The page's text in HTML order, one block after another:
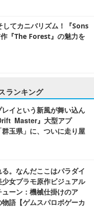
てカニバリズム！『Sons
『The Forest』の魅力を
ランキング
イという新風が舞い込ん
Master』大型アプ
玉県」に、ついに走り屋
。なんだここはパラダイ
女プラモ原作ビジュアル
ューン：機械仕掛けのア
語【ゲムスパロボゲーカ